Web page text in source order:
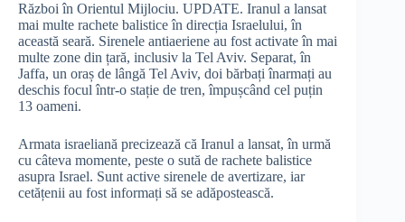
Război în Orientul Mijlociu. UPDATE. Iranul a lansat
mai multe rachete balistice în direcția Israelului, în
această seară. Sirenele antiaeriene au fost activate în mai
multe zone din țară, inclusiv la Tel Aviv. Separat, în
Jaffa, un oraș de lângă Tel Aviv, doi bărbați înarmați au
deschis focul într-o stație de tren, împușcând cel puțin
13 oameni.
Armata israeliană precizează că Iranul a lansat, în urmă
cu câteva momente, peste o sută de rachete balistice
asupra Israel. Sunt active sirenele de avertizare, iar
cetățenii au fost informați să se adăpostească.